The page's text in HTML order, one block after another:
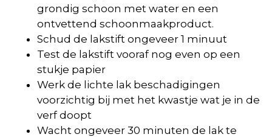
grondig schoon met water en een
ontvettend schoonmaakproduct.
Schud de lakstift ongeveer 1 minuut
Test de lakstift vooraf nog even op een
stukje papier
Werk de lichte lak beschadigingen
voorzichtig bij met het kwastje wat je in de
verf doopt
Wacht ongeveer 30 minuten de lak te